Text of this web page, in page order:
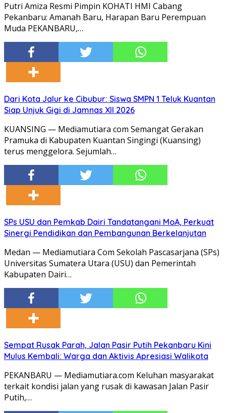
Putri Amiza Resmi Pimpin KOHATI HMI Cabang
Pekanbaru: Amanah Baru, Harapan Baru Perempuan
Muda PEKANBARU,…
Dari Kota Jalur ke Cibubur: Siswa SMPN 1 Teluk Kuantan
Siap Unjuk Gigi di Jamnas XII 2026
KUANSING — Mediamutiara com Semangat Gerakan
Pramuka di Kabupaten Kuantan Singingi (Kuansing)
terus menggelora. Sejumlah…
SPs USU dan Pemkab Dairi Tandatangani MoA, Perkuat
Sinergi Pendidikan dan Pembangunan Berkelanjutan
Medan — Mediamutiara Com Sekolah Pascasarjana (SPs)
Universitas Sumatera Utara (USU) dan Pemerintah
Kabupaten Dairi…
Sempat Rusak Parah, Jalan Pasir Putih Pekanbaru Kini
Mulus Kembali: Warga dan Aktivis Apresiasi Walikota
PEKANBARU — Mediamutiara.com Keluhan masyarakat
terkait kondisi jalan yang rusak di kawasan Jalan Pasir
Putih,…